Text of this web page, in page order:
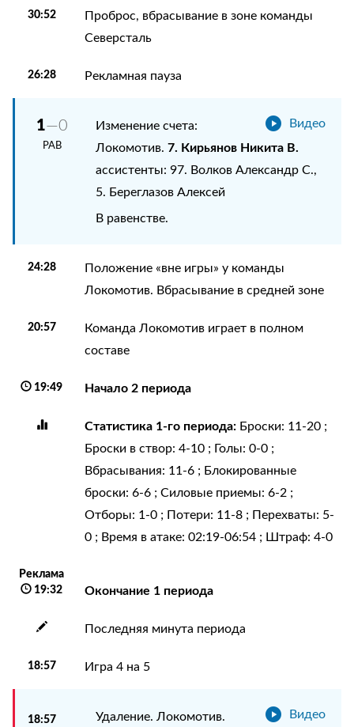
30:52
Проброс, вбрасывание в зоне команды
Северсталь
26:28 Рекламная пауза
1—0
РАВ
Видео
Изменение счета:
Локомотив. 7. Кирьянов Никита В.
ассистенты: 97. Волков Александр С.,
5. Береглазов Алексей
В равенстве.
24:28
Положение «вне игры» у команды
Локомотив. Вбрасывание в средней зоне
20:57
Команда Локомотив играет в полном
составе
19:49 Начало 2 периода
Статистика 1-го периода: Броски: 11-20 ;
Броски в створ: 4-10 ; Голы: 0-0 ;
Вбрасывания: 11-6 ; Блокированные
броски: 6-6 ; Силовые приемы: 6-2 ;
Отборы: 1-0 ; Потери: 11-8 ; Перехваты: 5-
0 ; Время в атаке: 02:19-06:54 ; Штраф: 4-0
Реклама
19:32
Окончание 1 периода
Последняя минута периода
18:57 Игра 4 на 5
18:57 Видео
Удаление. Локомотив.